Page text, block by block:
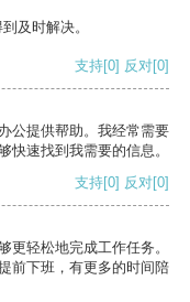
及时解决。
支持[0] 反对[0]
公提供帮助。我经常需要
快速找到我需要的信息。
支持[0] 反对[0]
更轻松地完成工作任务。
前下班，有更多的时间陪